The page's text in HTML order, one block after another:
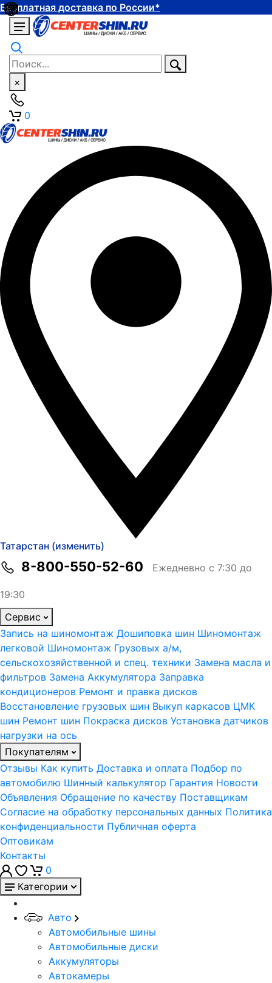
Бесплатная доставка по России*
×
0
Татарстан (изменить)
8-800-550-52-60 Ежедневно с 7:30 до
19:30
Сервис
Запись на шиномонтаж Дошиповка шин Шиномонтаж
легковой Шиномонтаж Грузовых а/м,
сельскохозяйственной и спец. техники Замена масла и
фильтров Замена Аккумулятора Заправка
кондиционеров Ремонт и правка дисков
Восстановление грузовых шин Выкуп каркасов ЦМК
шин Ремонт шин Покраска дисков Установка датчиков
нагрузки на ось
Покупателям
Отзывы Как купить Доставка и оплата Подбор по
автомобилю Шинный калькулятор Гарантия Новости
Объявления Обращение по качеству Поставщикам
Согласие на обработку персональных данных Политика
конфиденциальности Публичная оферта
Оптовикам
Контакты
0
Категории
Авто
Автомобильные шины
Автомобильные диски
Аккумуляторы
Автокамеры